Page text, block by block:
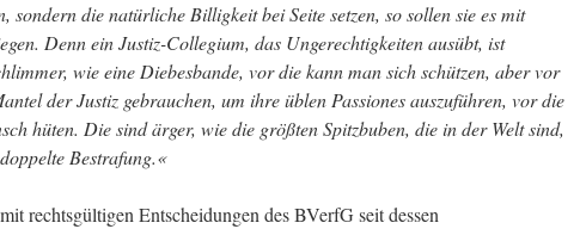
sondern die natürliche Billigkeit bei Seite setzen, so sollen sie es mit
Denn ein Justiz-Collegium, das Ungerechtigkeiten ausübt, ist
wie eine Diebesbande, vor die kann man sich schützen, aber vor
der Justiz gebrauchen, um ihre üblen Passiones auszuführen, vor die
hüten. Die sind ärger, wie die größten Spitzbuben, die in der Welt sind,
Bestrafung.«
rechtsgültigen Entscheidungen des BVerfG seit dessen